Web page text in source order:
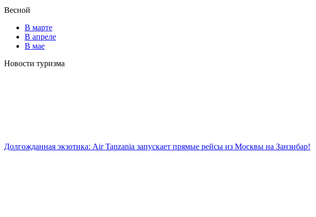
Весной
В марте
В апреле
В мае
Новости туризма
Долгожданная экзотика: Air Tanzania запускает прямые рейсы из Москвы на Занзибар!